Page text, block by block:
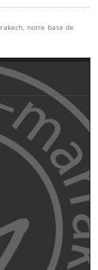
notre base de